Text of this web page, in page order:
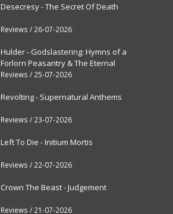
Desecresy - The Secret Of Death
Reviews / 26-07-2026
Hulder - Godslastering: Hymns of a
Forlorn Peasantry & The Eternal
Fanfare [reissue]
Reviews / 25-07-2026
Revolting - Supernatural Anthems
Reviews / 23-07-2026
Left To Die - Initium Mortis
Reviews / 22-07-2026
Crown The Beast - Judgement
Reviews / 21-07-2026